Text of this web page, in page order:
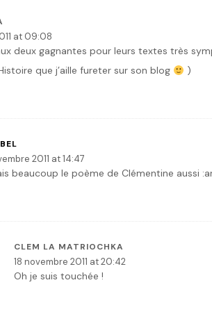
at 09:08
deux gagnantes pour leurs textes très
que j’aille fureter sur son blog
)
2011 at 14:47
beaucoup le poème de Clémentine aussi
CLEM LA MATRIOCHKA
18 novembre 2011 at 20:42
Oh je suis touchée !